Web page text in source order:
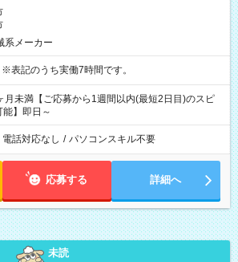
系メーカー
8:30～16:30 ※表記のうち実働7時間です。
月未満【ご応募から1週間以内(最短2日目)のスピ
能】即日～
電話対応なし / パソコンスキル不要
応募する 詳細へ
未読